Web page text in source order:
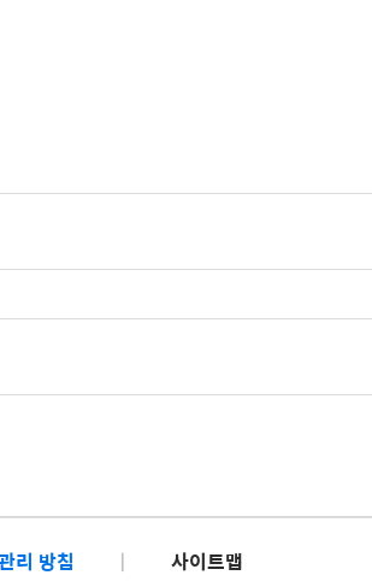
리 방침 | 사이트맵